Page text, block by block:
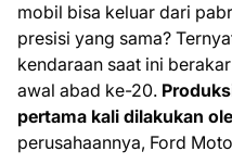
mobil bisa keluar dari
presisi yang sama?
kendaraan saat ini
awal abad ke-20.
pertama kali dilakukan
perusahaannya, Ford